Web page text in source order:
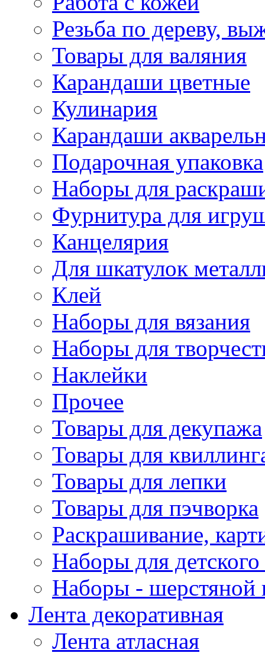
Резьба по дереву,
Товары для валяния
Карандаши цветные
Кулинария
Карандаши
Подарочная упаковка
Наборы для
Фурнитура для
Канцелярия
Для шкатулок
Клей
Наборы для вязания
Наборы для
Наклейки
Прочее
Товары для декупажа
Товары для
Товары для лепки
Товары для пэчворка
Раскрашивание,
Наборы для
Наборы - шерстяной
Лента декоративная
Лента атласная